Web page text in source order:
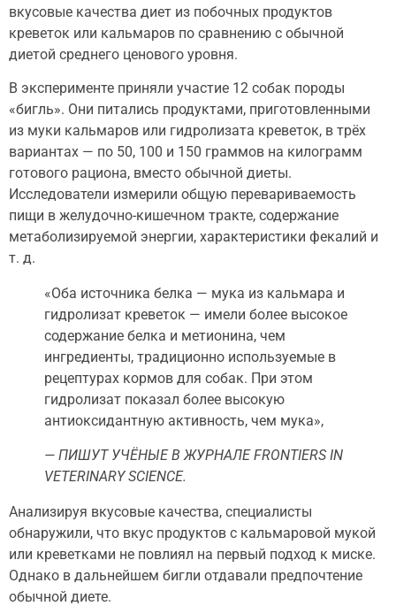
вкусовые качества диет из побочных продуктов
креветок или кальмаров по сравнению с обычной
диетой среднего ценового уровня.
В эксперименте приняли участие 12 собак породы
«бигль». Они питались продуктами, приготовленными
из муки кальмаров или гидролизата креветок, в трёх
вариантах — по 50, 100 и 150 граммов на килограмм
готового рациона, вместо обычной диеты.
Исследователи измерили общую перевариваемость
пищи в желудочно-кишечном тракте, содержание
метаболизируемой энергии, характеристики фекалий и
т. д.
«Оба источника белка — мука из кальмара и
гидролизат креветок — имели более высокое
содержание белка и метионина, чем
ингредиенты, традиционно используемые в
рецептурах кормов для собак. При этом
гидролизат показал более высокую
антиоксидантную активность, чем мука»,
— ПИШУТ УЧЁНЫЕ В ЖУРНАЛЕ FRONTIERS IN
VETERINARY SCIENCE.
Анализируя вкусовые качества, специалисты
обнаружили, что вкус продуктов с кальмаровой мукой
или креветками не повлиял на первый подход к миске.
Однако в дальнейшем бигли отдавали предпочтение
обычной диете.